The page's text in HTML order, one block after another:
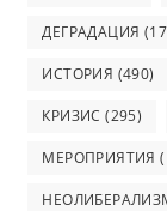
ДЕГРАДАЦИЯ
ИСТОРИЯ (490)
КРИЗИС (295)
МЕРОПРИЯТИЯ